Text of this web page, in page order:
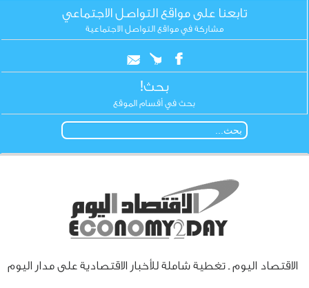
تابعنا على مواقع التواصل الاجتماعي
مشاركة في مواقع التواصل الاجتماعية
بحث!
بحث في أقسام الموقع
الاقتصاد اليوم ـ تغطية شاملة للأخبار الاقتصادية على مدار اليوم